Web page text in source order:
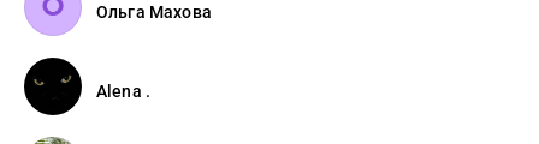
Ольга Махова
Alena .